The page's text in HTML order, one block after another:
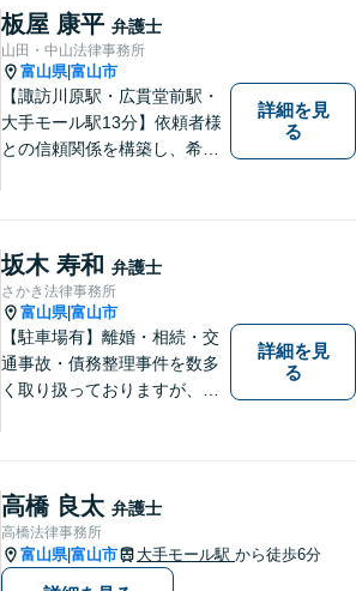
策がないか考えてみません
か？【複数弁護士在籍】
板屋 康平 弁護士
山田・中山法律事務所
富山県|富山市
【諏訪川原駅・広貫堂前駅・
大手モール駅13分】依頼者様
との信頼関係を構築し、希望
したことでも、ぜひお気軽に
ご相談ください。平日夜間相
談OK！【複数弁護士在籍】
詳細を見
る
坂木 寿和 弁護士
さかき法律事務所
富山県|富山市
【駐車場有】離婚・相続・交
通事故・債務整理事件を数多
く取り扱っておりますが、そ
た」「少しほっとしました」
というお声をいただけるよう
に、誠実・丁寧を心がけ事件
に取り組んでいきたいと考え
ています。
詳細を見
る
高橋 良太 弁護士
高橋法律事務所
富山県|富山市 大手モール駅 から徒歩6分